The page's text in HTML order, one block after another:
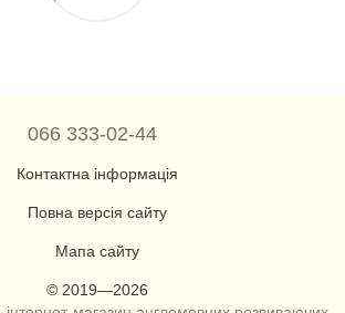
066 333-02-44
Контактна інформація
Повна версія сайту
Мапа сайту
© 2019—2026